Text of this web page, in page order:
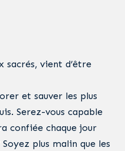
sacrés, vient d’être
et sauver les plus
Serez-vous capable
confiée chaque jour
plus malin que les